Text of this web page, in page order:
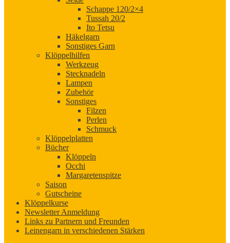
Schappe 120/2×4
Tussah 20/2
Ito Tetsu
Häkelgarn
Sonstiges Garn
Klöppelhilfen
Werkzeug
Stecknadeln
Lampen
Zubehör
Sonstiges
Filzen
Perlen
Schmuck
Klöppelplatten
Bücher
Klöppeln
Occhi
Margaretenspitze
Saison
Gutscheine
Klöppelkurse
Newsletter Anmeldung
Links zu Partnern und Freunden
Leinengarn in verschiedenen Stärken